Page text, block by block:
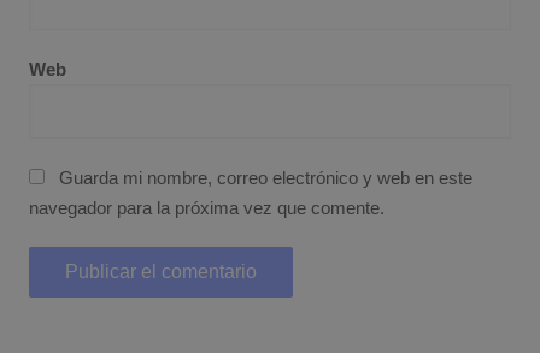
Web
Guarda mi nombre, correo electrónico y web en este
navegador para la próxima vez que comente.